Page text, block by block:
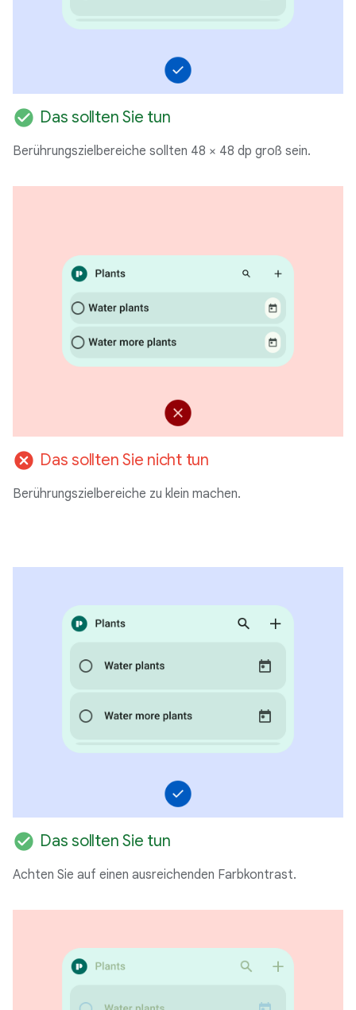
check_circle Das sollten Sie tun
Berührungszielbereiche sollten 48 × 48 dp groß sein.
cancel Das sollten Sie nicht tun
Berührungszielbereiche zu klein machen.
check_circle Das sollten Sie tun
Achten Sie auf einen ausreichenden Farbkontrast.